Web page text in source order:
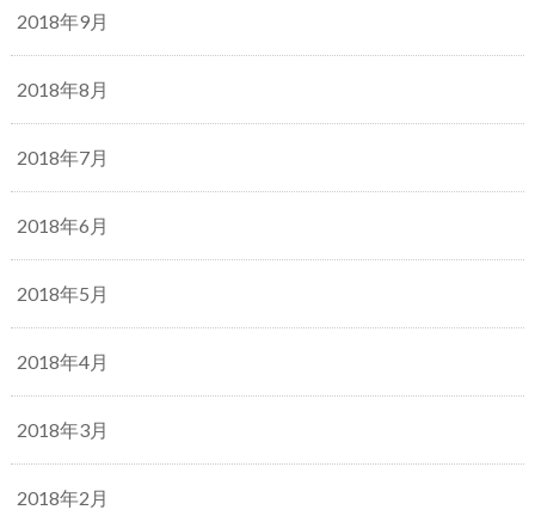
2018年9月
2018年8月
2018年7月
2018年6月
2018年5月
2018年4月
2018年3月
2018年2月